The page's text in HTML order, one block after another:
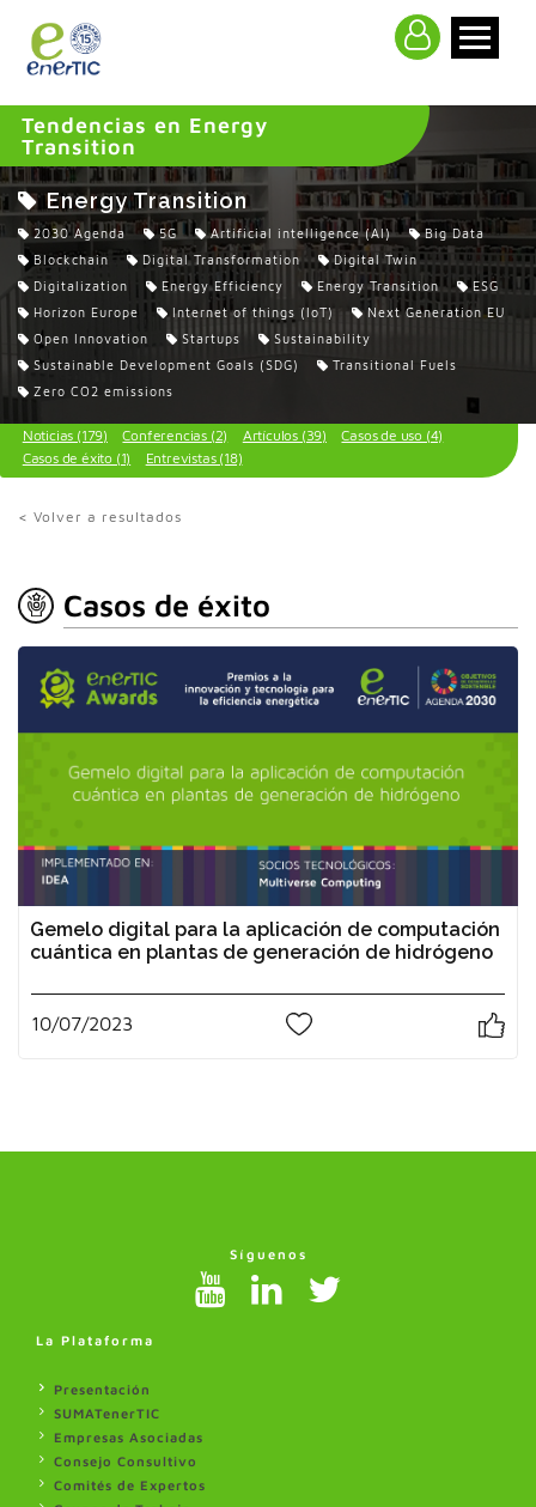
Tendencias en Energy
Transition
Energy Transition
2030 Agenda 5G Artificial intelligence (AI)
Big Data
Blockchain
Digital Transformation
Digital Twin
Digitalization
Energy Efficiency Energy Transition
ESG
Horizon Europe
Internet of things (IoT)
Next Generation EU
Open Innovation
Startups
Sustainability
Sustainable Development Goals (SDG)
Transitional Fuels
Zero CO2 emissions
Noticias (179) Conferencias (2) Artículos (39)
Casos de uso (4)
Casos de éxito (1)
Entrevistas (18)
< Volver a resultados
Casos de éxito
Gemelo digital para la aplicación de computación
cuántica en plantas de generación de hidrógeno
10/07/2023
Síguenos
La Plataforma
Presentación
SUMATenerTIC
Empresas Asociadas
Consejo Consultivo
Comités de Expertos